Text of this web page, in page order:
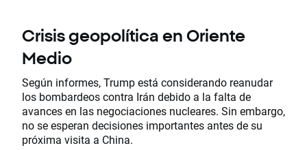
Crisis geopolítica en Oriente
Medio
Según informes, Trump está considerando reanudar
los bombardeos contra Irán debido a la falta de
avances en las negociaciones nucleares. Sin embargo,
no se esperan decisiones importantes antes de su
próxima visita a China.